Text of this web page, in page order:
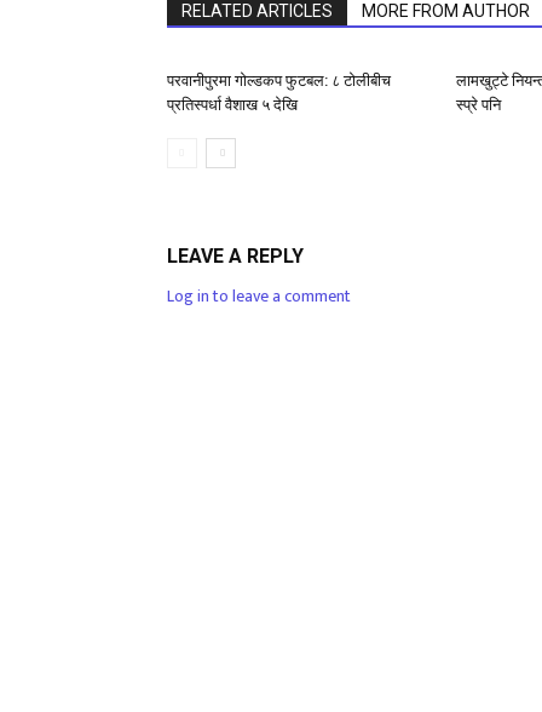
RELATED ARTICLES MORE FROM AUTHOR
परवानीपुरमा गोल्डकप फुटबल: ८ टोलीबीच
प्रतिस्पर्धा वैशाख ५ देखि
लामखुट्टे
स्प्रे पनि
LEAVE A REPLY
Log in to leave a comment